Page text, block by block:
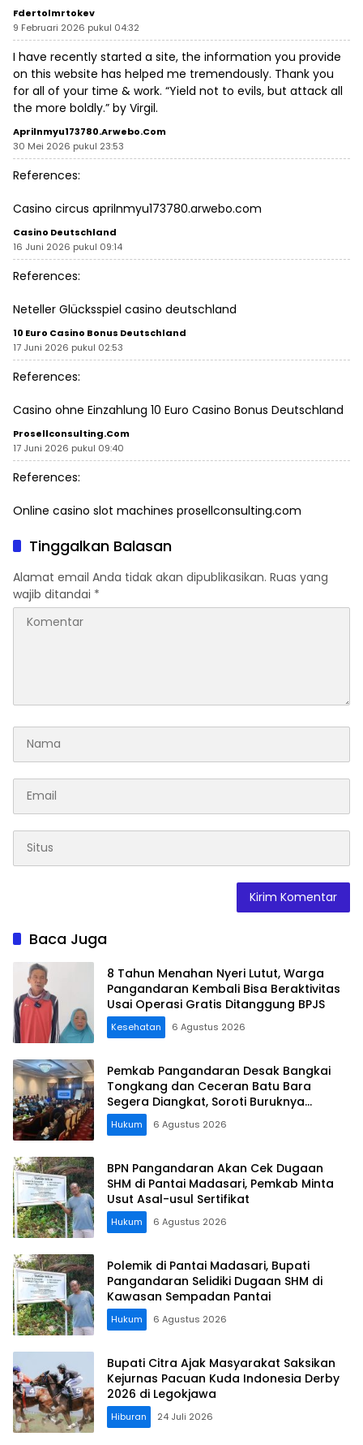
Fdertolmrtokev
9 Februari 2026 pukul 04:32
I have recently started a site, the information you provide
on this website has helped me tremendously. Thank you
for all of your time & work. “Yield not to evils, but attack all
the more boldly.” by Virgil.
Aprilnmyu173780.arwebo.com
30 Mei 2026 pukul 23:53
References:
Casino circus aprilnmyu173780.arwebo.com
Casino Deutschland
16 Juni 2026 pukul 09:14
References:
Neteller Glücksspiel casino deutschland
10 Euro Casino Bonus Deutschland
17 Juni 2026 pukul 02:53
References:
Casino ohne Einzahlung 10 Euro Casino Bonus Deutschland
Prosellconsulting.com
17 Juni 2026 pukul 09:40
References:
Online casino slot machines prosellconsulting.com
Tinggalkan Balasan
Alamat email Anda tidak akan dipublikasikan. Ruas yang
wajib ditandai *
Baca Juga
8 Tahun Menahan Nyeri Lutut, Warga
Pangandaran Kembali Bisa Beraktivitas
Usai Operasi Gratis Ditanggung BPJS
Kesehatan 6 Agustus 2026
Pemkab Pangandaran Desak Bangkai
Tongkang dan Ceceran Batu Bara
Segera Diangkat, Soroti Buruknya
Koordinasi Perusahaan
Hukum 6 Agustus 2026
BPN Pangandaran Akan Cek Dugaan
SHM di Pantai Madasari, Pemkab Minta
Usut Asal-usul Sertifikat
Hukum 6 Agustus 2026
Polemik di Pantai Madasari, Bupati
Pangandaran Selidiki Dugaan SHM di
Kawasan Sempadan Pantai
Hukum 6 Agustus 2026
Bupati Citra Ajak Masyarakat Saksikan
Kejurnas Pacuan Kuda Indonesia Derby
2026 di Legokjawa
Hiburan 24 Juli 2026